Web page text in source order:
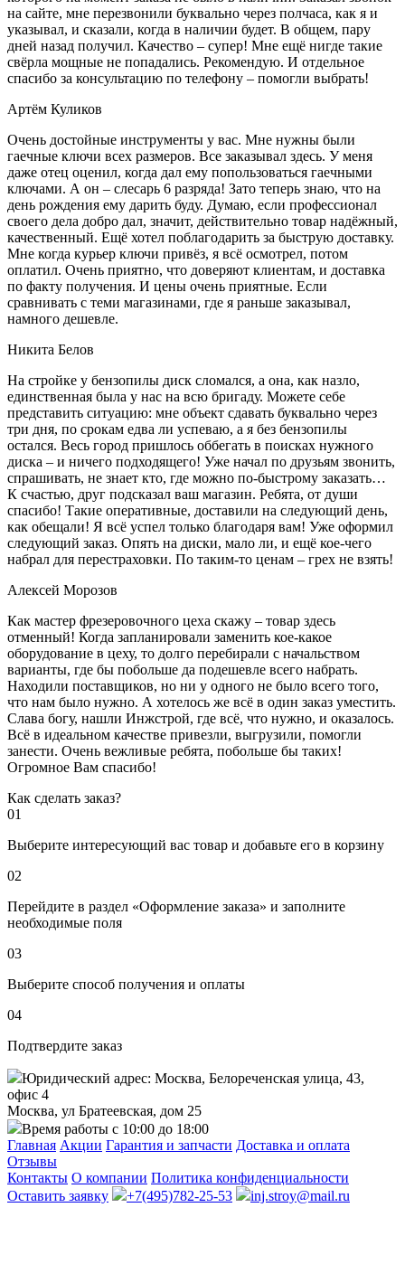
на сайте, мне перезвонили буквально через полчаса, как я и
указывал, и сказали, когда в наличии будет. В общем, пару
дней назад получил. Качество – супер! Мне ещё нигде такие
свёрла мощные не попадались. Рекомендую. И отдельное
спасибо за консультацию по телефону – помогли выбрать!
Артём Куликов
Очень достойные инструменты у вас. Мне нужны были
гаечные ключи всех размеров. Все заказывал здесь. У меня
даже отец оценил, когда дал ему попользоваться гаечными
ключами. А он – слесарь 6 разряда! Зато теперь знаю, что на
день рождения ему дарить буду. Думаю, если профессионал
своего дела добро дал, значит, действительно товар надёжный,
качественный. Ещё хотел поблагодарить за быструю доставку.
Мне когда курьер ключи привёз, я всё осмотрел, потом
оплатил. Очень приятно, что доверяют клиентам, и доставка
по факту получения. И цены очень приятные. Если
сравнивать с теми магазинами, где я раньше заказывал,
намного дешевле.
Никита Белов
На стройке у бензопилы диск сломался, а она, как назло,
единственная была у нас на всю бригаду. Можете себе
представить ситуацию: мне объект сдавать буквально через
три дня, по срокам едва ли успеваю, а я без бензопилы
остался. Весь город пришлось оббегать в поисках нужного
диска – и ничего подходящего! Уже начал по друзьям звонить,
спрашивать, не знает кто, где можно по-быстрому заказать…
К счастью, друг подсказал ваш магазин. Ребята, от души
спасибо! Такие оперативные, доставили на следующий день,
как обещали! Я всё успел только благодаря вам! Уже оформил
следующий заказ. Опять на диски, мало ли, и ещё кое-чего
набрал для перестраховки. По таким-то ценам – грех не взять!
Алексей Морозов
Как мастер фрезеровочного цеха скажу – товар здесь
отменный! Когда запланировали заменить кое-какое
оборудование в цеху, то долго перебирали с начальством
варианты, где бы побольше да подешевле всего набрать.
Находили поставщиков, но ни у одного не было всего того,
что нам было нужно. А хотелось же всё в один заказ уместить.
Слава богу, нашли Инжстрой, где всё, что нужно, и оказалось.
Всё в идеальном качестве привезли, выгрузили, помогли
занести. Очень вежливые ребята, побольше бы таких!
Огромное Вам спасибо!
Как сделать заказ?
01
Выберите интересующий вас товар и добавьте его в корзину
02
Перейдите в раздел «Оформление заказа» и заполните
необходимые поля
03
Выберите способ получения и оплаты
04
Подтвердите заказ
Юридический адрес: Москва, Белореченская улица, 43,
офис 4
Москва, ул Братеевская, дом 25
Время работы с 10:00 до 18:00
Главная Акции Гарантия и запчасти Доставка и оплата
Отзывы
Контакты О компании Политика конфиденциальности
Оставить заявку
+7(495)782-25-53 inj.stroy@mail.ru